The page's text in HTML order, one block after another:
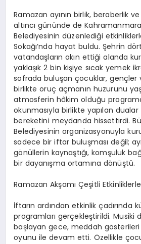
Ramazan ayının birlik, beraberlik
altıncı gününde de
Belediyesinin düzenlediği
Sokağı’nda hayat buldu. Şehrin
vatandaşların akın ettiği alanda
yaklaşık 2 bin kişiye sıcak yemek
sofrada buluşan çocuklar, gençler
birlikte oruç açmanın huzurunu
atmosferin hâkim olduğu
okunmasıyla birlikte yapılan dualar
bereketini meydanda hissettirdi.
Belediyesinin organizasyonuyla
sadece bir iftar buluşması değil;
gönüllerin kaynaştığı, komşuluk
bir dayanışma ortamına dönüştü.
Ramazan Akşamı Çeşitli
İftarın ardından etkinlik çadırında
programları gerçekleştirildi. Musiki
başlayan gece, meddah
oyunu ile devam etti. Özellikle